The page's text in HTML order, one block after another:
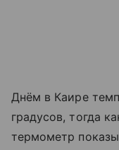
Днём в Каире
градусов, тогда
термометр